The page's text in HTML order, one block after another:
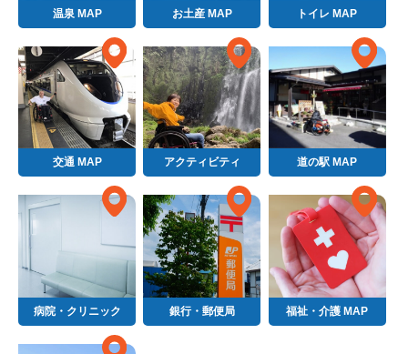
温泉 MAP お土産 MAP トイレ MAP
交通 MAP アクティビティ 道の駅 MAP
病院・クリニック 銀行・郵便局 福祉・介護 MAP